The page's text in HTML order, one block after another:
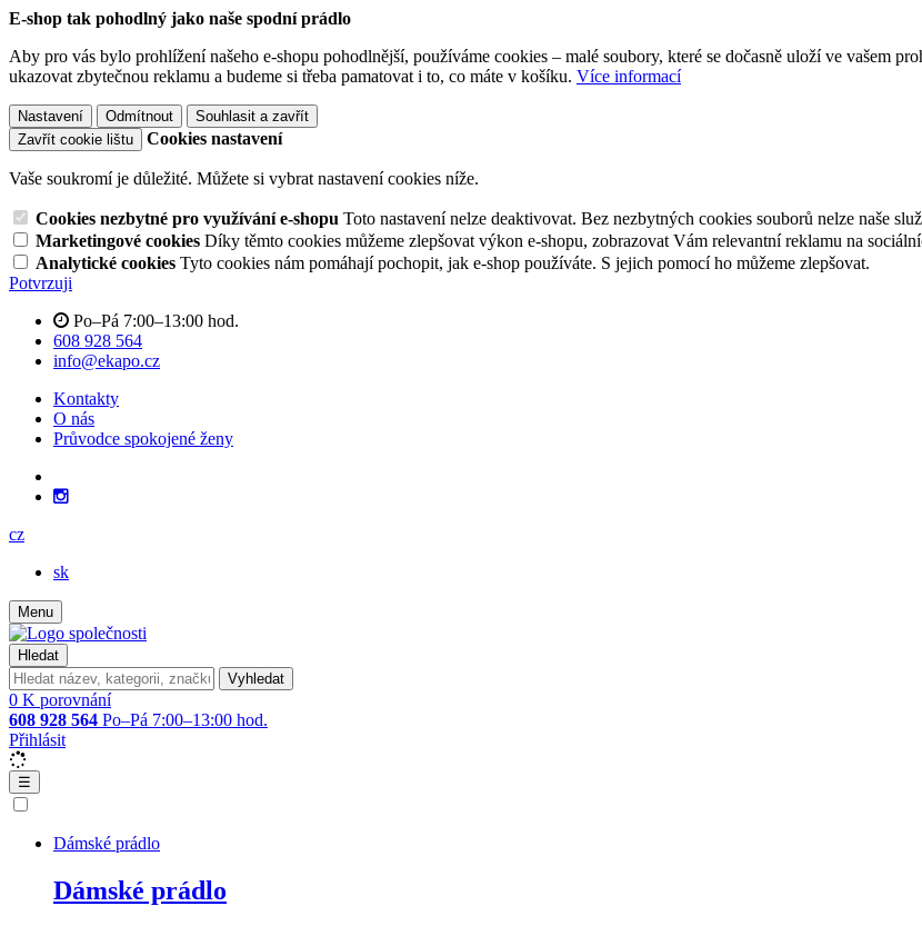
E-shop tak pohodlný jako naše spodní prádlo
Aby pro vás bylo prohlížení našeho e-shopu pohodlnější, používáme cookies – malé soubory, které se dočasně uloží ve vašem
ukazovat zbytečnou reklamu a budeme si třeba pamatovat i to, co máte v košíku. Více informací
Nastavení Odmítnout
Souhlasit a zavřít
Zavřít cookie lištu
Cookies nastavení
Vaše soukromí je důležité. Můžete si vybrat nastavení cookies níže.
Cookies nezbytné pro využívání e-shopu Toto nastavení nelze deaktivovat. Bez nezbytných cookies souborů nelze naše
Marketingové cookies Díky těmto cookies můžeme zlepšovat výkon e-shopu, zobrazovat Vám relevantní reklamu na
Analytické cookies Tyto cookies nám pomáhají pochopit, jak e-shop používáte. S jejich pomocí ho můžeme zlepšovat.
Potvrzuji
Po–Pá 7:00–13:00 hod.
608 928 564
info@ekapo.cz
Kontakty
O nás
Průvodce spokojené ženy
cz
sk
Menu
Hledat
Vyhledat
0 K porovnání
608 928 564 Po–Pá 7:00–13:00 hod.
Přihlásit
☰
Dámské prádlo
Dámské prádlo